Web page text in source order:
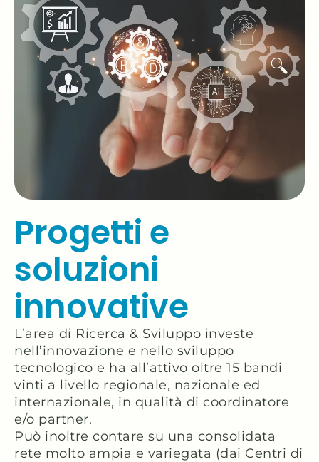
Progetti e
soluzioni
innovative
L’area di Ricerca & Sviluppo investe
nell’innovazione e nello sviluppo
tecnologico e ha all’attivo oltre 15 bandi
vinti a livello regionale, nazionale ed
internazionale, in qualità di coordinatore
e/o partner.
Può inoltre contare su una consolidata
rete molto ampia e variegata (dai Centri di